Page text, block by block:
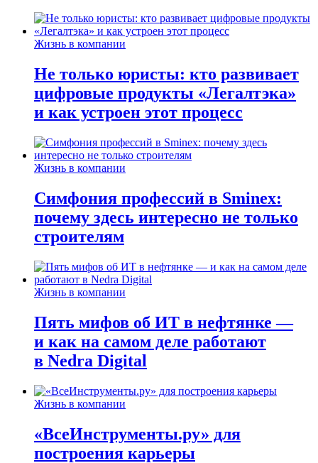
Жизнь в компании
Не только юристы: кто развивает
цифровые продукты «Легалтэка»
и как устроен этот процесс
Жизнь в компании
Симфония профессий в Sminex:
почему здесь интересно не только
строителям
Жизнь в компании
Пять мифов об ИТ в нефтянке —
и как на самом деле работают
в Nedra Digital
Жизнь в компании
«ВсеИнструменты.ру» для
построения карьеры